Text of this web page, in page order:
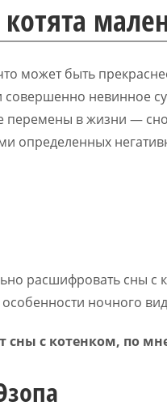
может быть
совершенно невинное
перемены в жизни —
определенных
расшифровать сны с
ночного
сны с котенком, по